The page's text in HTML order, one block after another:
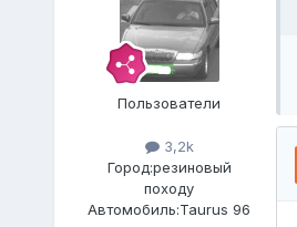
Пользователи
3,2k
Город:резиновый
походу
Автомобиль:Taurus 96